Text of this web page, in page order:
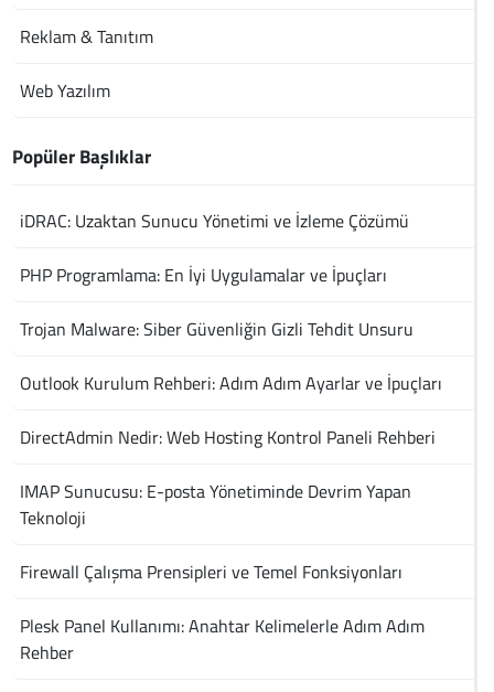
Reklam & Tanıtım
Web Yazılım
Popüler Başlıklar
iDRAC: Uzaktan Sunucu Yönetimi ve İzleme Çözümü
PHP Programlama: En İyi Uygulamalar ve İpuçları
Trojan Malware: Siber Güvenliğin Gizli Tehdit Unsuru
Outlook Kurulum Rehberi: Adım Adım Ayarlar ve İpuçları
DirectAdmin Nedir: Web Hosting Kontrol Paneli Rehberi
IMAP Sunucusu: E-posta Yönetiminde Devrim Yapan
Teknoloji
Firewall Çalışma Prensipleri ve Temel Fonksiyonları
Plesk Panel Kullanımı: Anahtar Kelimelerle Adım Adım
Rehber